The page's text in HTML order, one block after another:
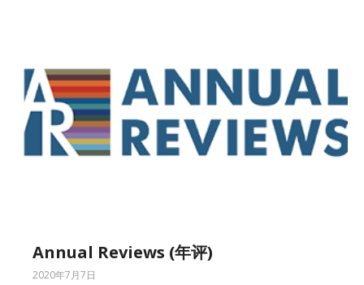
Annual Reviews (年评)
2020年7月7日